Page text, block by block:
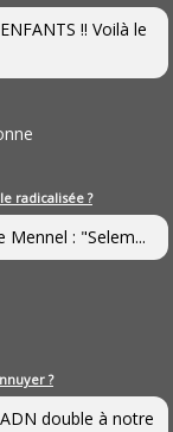
!! Voilà le
radicalisée ?
Mennel : "Selem...
?
double à notre